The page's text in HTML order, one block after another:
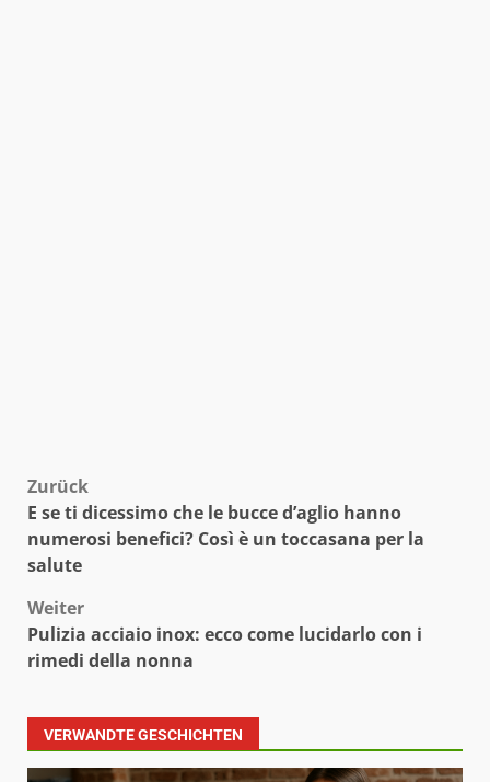
Beitragsnavigation
Zurück
E se ti dicessimo che le bucce d’aglio hanno
numerosi benefici? Così è un toccasana per la
salute
Weiter
Pulizia acciaio inox: ecco come lucidarlo con i
rimedi della nonna
VERWANDTE GESCHICHTEN